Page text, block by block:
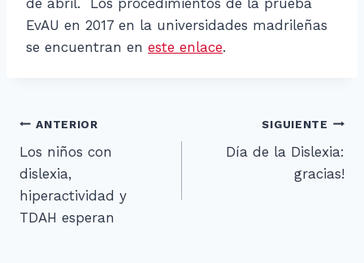
de abril. Los procedimientos de la prueba
EvAU en 2017 en la universidades madrileñas
se encuentran en este enlace.
Navegación
de
entradas
ANTERIOR
Los niños con
dislexia,
hiperactividad y
TDAH esperan
SIGUIENTE
Día de la Dislexia:
gracias!